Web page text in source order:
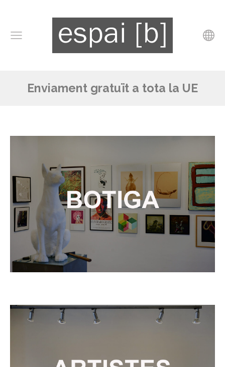
Enviament gratuït a tota la UE